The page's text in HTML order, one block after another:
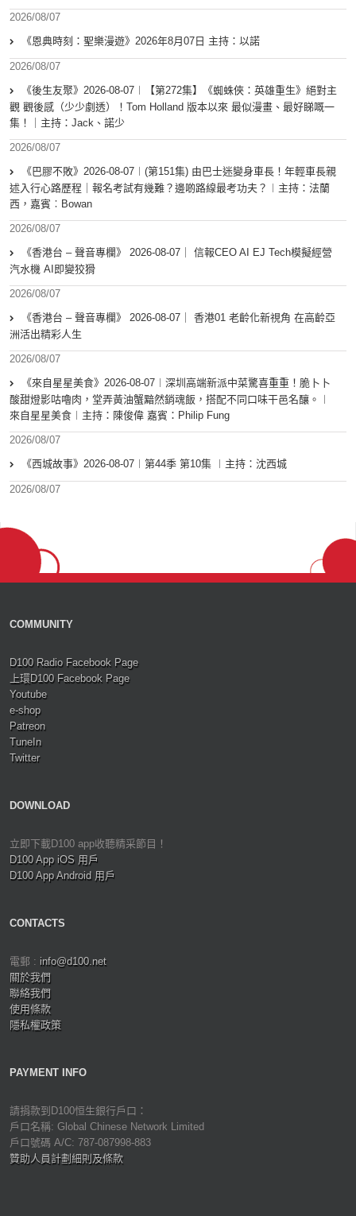
2026/08/07
《恩典時刻：聖樂漫遊》2026年8月07日 主持：以諾
2026/08/07
《後生友聚》2026-08-07︱【第272集】《蜘蛛俠：英雄重生》絕對主
觀 觀後感（少少劇透）！Tom Holland 版本以來 最似漫畫、最好睇嘅一
集！｜主持：Jack、諾少
2026/08/07
《巴膠不敗》2026-08-07︱(第151集) 由巴士迷變身車長！年輕車長親
述入行心路歷程｜報名考試有幾難？邊啲路線最考功夫？︱主持：法蘭
西，嘉賓︰Bowan
2026/08/07
《香港台 – 聲音專欄》 2026-08-07｜ 信報CEO AI EJ Tech模擬經營
汽水機 AI即變狡猾
2026/08/07
《香港台 – 聲音專欄》 2026-08-07｜ 香港01 老齡化新視角 在高齡亞
洲活出精彩人生
2026/08/07
《來自星星美食》2026-08-07︱深圳高端新派中菜驚喜重重！脆卜卜
酸甜燈影咕嚕肉，堂弄黃油蟹黯然銷魂飯，搭配不同口味干邑名釀。︱
來自星星美食︱主持：陳俊偉 嘉賓：Philip Fung
2026/08/07
《西城故事》2026-08-07︱第44季 第10集 ︱主持：沈西城
2026/08/07
COMMUNITY
D100 Radio Facebook Page
上環D100 Facebook Page
Youtube
e-shop
Patreon
TuneIn
Twitter
DOWNLOAD
立即下載D100 app收聽精采節目！
D100 App iOS 用戶
D100 App Android 用戶
CONTACTS
電郵 : info@d100.net
關於我們
聯絡我們
使用條款
隱私權政策
PAYMENT INFO
請捐款到D100恒生銀行戶口：
戶口名稱: Global Chinese Network Limited
戶口號碼 A/C: 787-087998-883
贊助人員計劃細則及條款